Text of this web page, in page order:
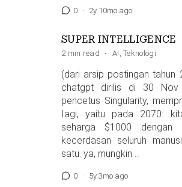
0 · 2y 10mo ago
SUPER INTELLIGENCE
2 min read · AI ,Teknologi
(dari arsip postingan tahun
chatgpt dirilis di 30 Nov
pencetus Singularity,
Iagi, yaitu pada 2070:
seharga $1000 dengan
kecerdasan seluruh
satu. ya, mungkin …
0 · 5y 3mo ago